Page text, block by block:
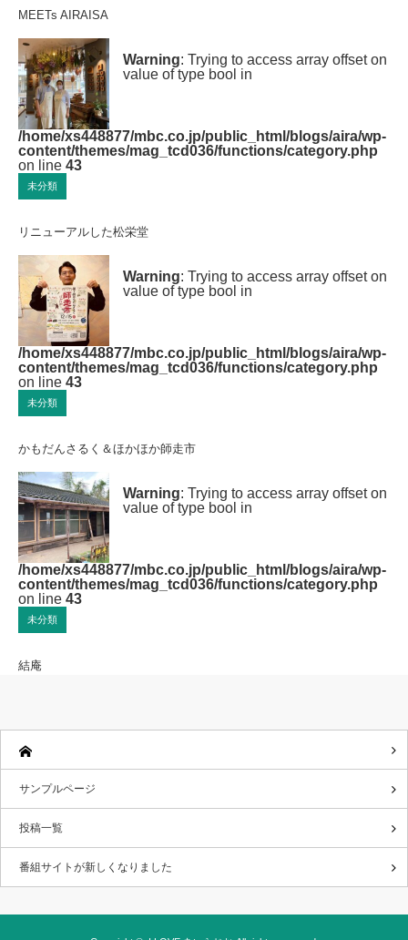
MEETs AIRAISA
Warning: Trying to access array offset on
value of type bool in
/home/xs448877/mbc.co.jp/public_html/blogs/aira/wp-
content/themes/mag_tcd036/functions/category.php
on line 43
未分類
リニューアルした松栄堂
Warning: Trying to access array offset on
value of type bool in
/home/xs448877/mbc.co.jp/public_html/blogs/aira/wp-
content/themes/mag_tcd036/functions/category.php
on line 43
未分類
かもだんさるく＆ほかほか師走市
Warning: Trying to access array offset on
value of type bool in
/home/xs448877/mbc.co.jp/public_html/blogs/aira/wp-
content/themes/mag_tcd036/functions/category.php
on line 43
未分類
結庵
サンプルページ
投稿一覧
番組サイトが新しくなりました